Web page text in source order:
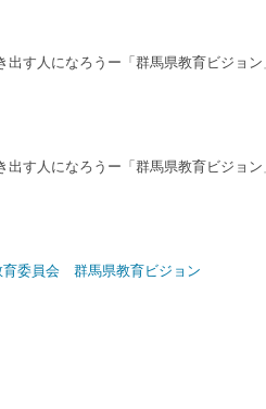
出す人になろうー「群馬県教育ビジョ
出す人になろうー「群馬県教育ビジョ
育委員会 群馬県教育ビジョン